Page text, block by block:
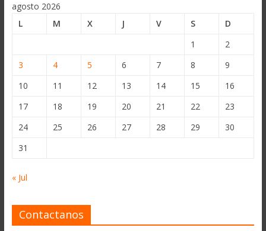
agosto 2026
L
M X J V S
D
1
2
3
4 5 6 7 8
9
10
11 12 13 14 15
16
17
18 19 20 21 22
23
24
25 26 27 28 29
30
31
« Jul
Contactanos